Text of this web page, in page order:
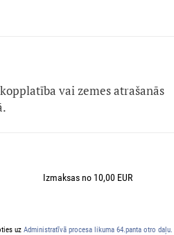
vai zemes atrašanās
Izmaksas no 10,00 EUR
uz Administratīvā procesa likuma 64.panta otro daļu.